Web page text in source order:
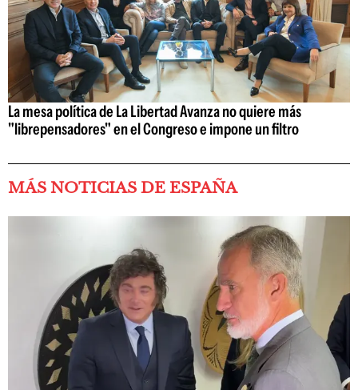
La mesa política de La Libertad Avanza no quiere más
"librepensadores" en el Congreso e impone un filtro
MÁS NOTICIAS DE ESPAÑA